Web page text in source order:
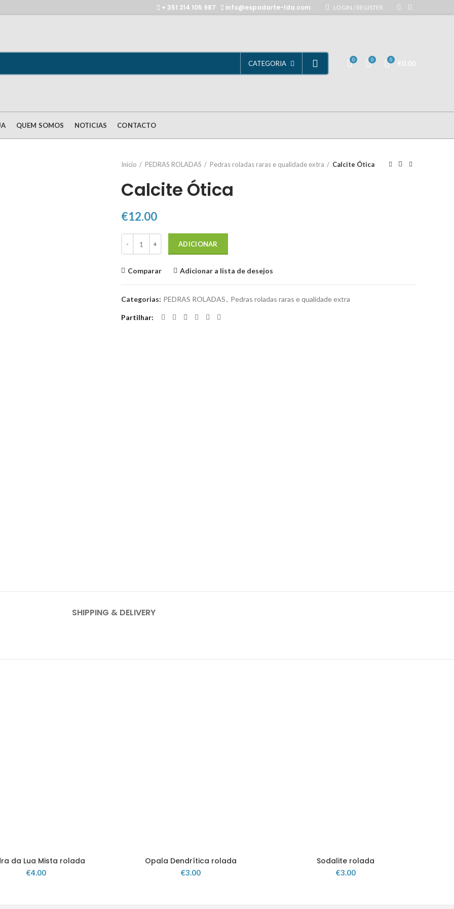
+ 351 214 105 987 info@espadarte-lda.com LOGIN / REGISTER
CATEGORIA 0 0 0 €0.00
QUEM SOMOS NOTICIAS CONTACTO
Início PEDRAS ROLADAS Pedras roladas raras e qualidade extra Calcite Ótica
Calcite Ótica
€12.00
ADICIONAR
Comparar Adicionar a lista de desejos
Categorias: PEDRAS ROLADAS, Pedras roladas raras e qualidade extra
Partilhar
SHIPPING & DELIVERY
da Lua Mista rolada
€4.00
Opala Dendrítica rolada
€3.00
Sodalite rolada
€3.00